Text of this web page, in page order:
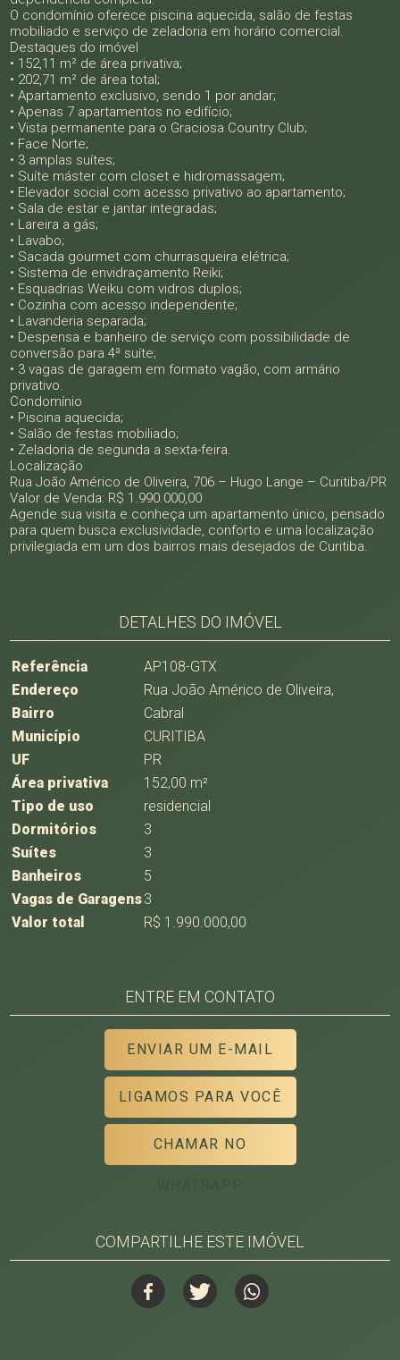
O condomínio oferece piscina aquecida, salão de festas
mobiliado e serviço de zeladoria em horário comercial.
Destaques do imóvel
• 152,11 m² de área privativa;
• 202,71 m² de área total;
• Apartamento exclusivo, sendo 1 por andar;
• Apenas 7 apartamentos no edifício;
• Vista permanente para o Graciosa Country Club;
• Face Norte;
• 3 amplas suítes;
• Suíte máster com closet e hidromassagem;
• Elevador social com acesso privativo ao apartamento;
• Sala de estar e jantar integradas;
• Lareira a gás;
• Lavabo;
• Sacada gourmet com churrasqueira elétrica;
• Sistema de envidraçamento Reiki;
• Esquadrias Weiku com vidros duplos;
• Cozinha com acesso independente;
• Lavanderia separada;
• Despensa e banheiro de serviço com possibilidade de
conversão para 4ª suíte;
• 3 vagas de garagem em formato vagão, com armário
privativo.
Condomínio
• Piscina aquecida;
• Salão de festas mobiliado;
• Zeladoria de segunda a sexta-feira.
Localização
Rua João Américo de Oliveira, 706 – Hugo Lange – Curitiba/PR
Valor de Venda: R$ 1.990.000,00
Agende sua visita e conheça um apartamento único, pensado
para quem busca exclusividade, conforto e uma localização
privilegiada em um dos bairros mais desejados de Curitiba.
DETALHES DO IMÓVEL
Referência
AP108-GTX
Endereço
Rua João Américo de Oliveira,
Bairro
Cabral
Município
CURITIBA
UF
PR
Área privativa
152,00 m²
Tipo de uso
residencial
Dormitórios
3
Suítes
3
Banheiros
5
Vagas de Garagens3
Valor total
R$ 1.990.000,00
ENTRE EM CONTATO
ENVIAR UM E-MAIL
LIGAMOS PARA VOCÊ
CHAMAR NO
COMPARTILHE ESTE IMÓVEL